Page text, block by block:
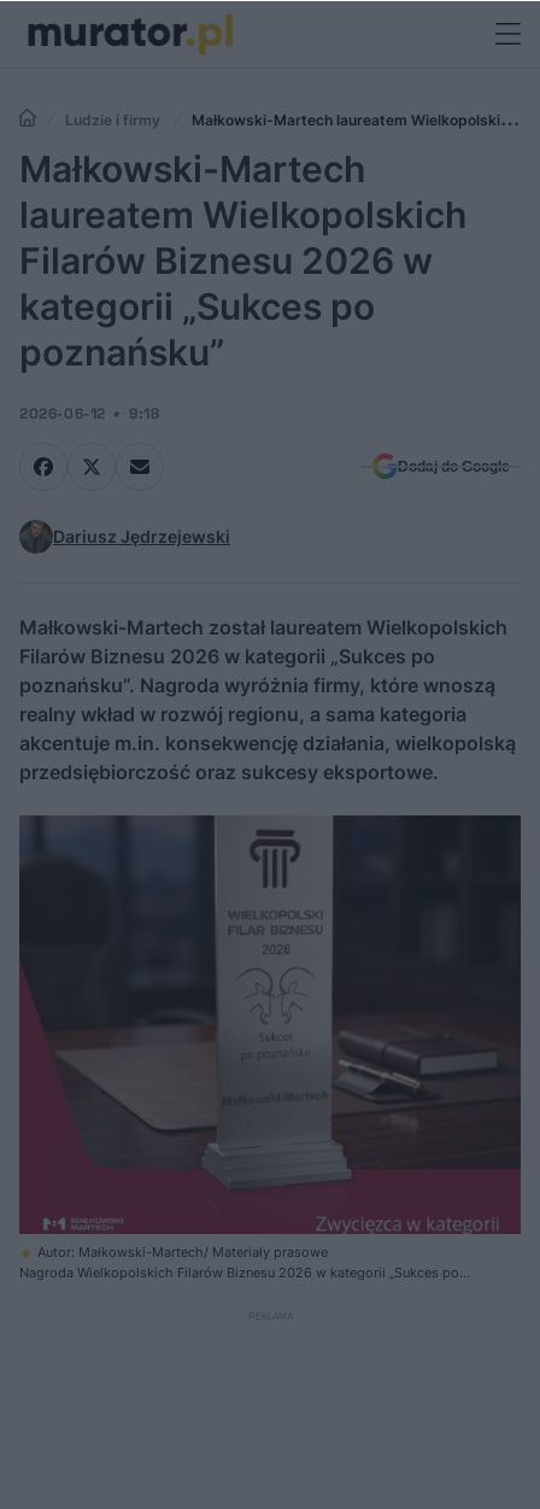
Ludzie i firmy
Małkowski-Martech laureatem Wielkopolskich
Filarów Biznesu 2026 w kategorii „Sukces po poznańsku”
Małkowski-Martech
laureatem Wielkopolskich
Filarów Biznesu 2026 w
kategorii „Sukces po
poznańsku”
2026-06-12 9:18
Dodaj do Google
Dariusz Jędrzejewski
Małkowski-Martech został laureatem Wielkopolskich
Filarów Biznesu 2026 w kategorii „Sukces po
poznańsku”. Nagroda wyróżnia firmy, które wnoszą
realny wkład w rozwój regionu, a sama kategoria
akcentuje m.in. konsekwencję działania, wielkopolską
przedsiębiorczość oraz sukcesy eksportowe.
Autor: Małkowski-Martech/ Materiały prasowe
Nagroda Wielkopolskich Filarów Biznesu 2026 w kategorii „Sukces po